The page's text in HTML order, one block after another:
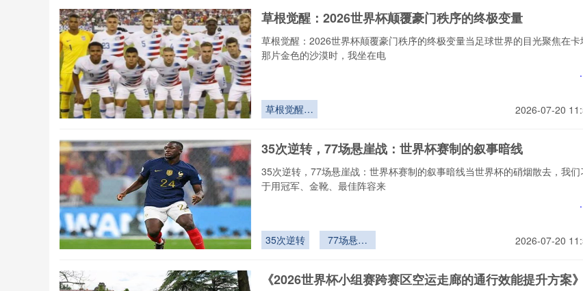
划背后的东
西方势力较
量
草根觉醒：2026世界杯颠覆豪门秩序的终极变量
草根觉醒：2026世界杯颠覆豪门秩序的终极变量当足球世界的目光聚焦在卡
那片金色的沙漠时，我坐在电
草根觉醒：
秩序的终极
变量
2026-07-20
35次逆转，77场悬崖战：世界杯赛制的叙事暗线
35次逆转，77场悬崖战：世界杯赛制的叙事暗线当世界杯的硝烟散去，我们
于用冠军、金靴、最佳阵容来
35次逆转
77场悬崖
暗线
2026-07-20
《2026世界杯小组赛跨赛区空运走廊的通行效能提升方案》